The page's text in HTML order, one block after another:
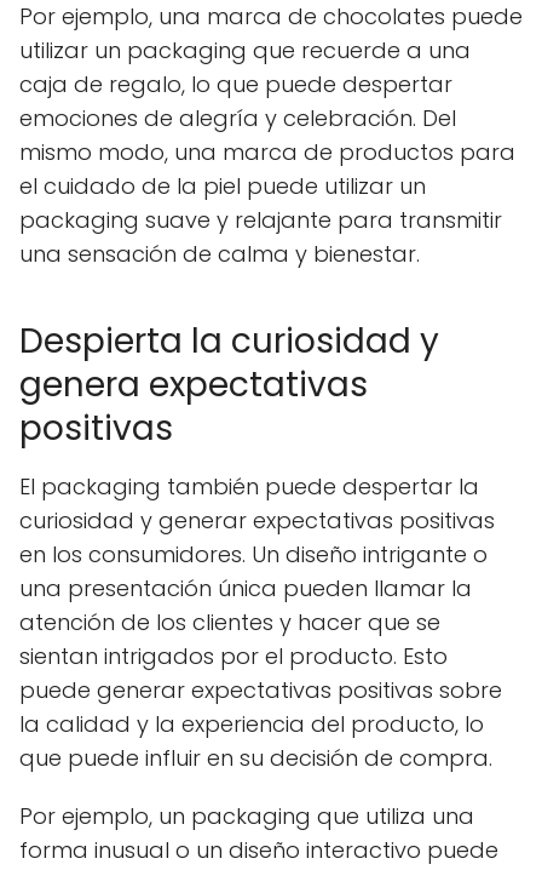
Por ejemplo, una marca de chocolates puede
utilizar un packaging que recuerde a una
caja de regalo, lo que puede despertar
emociones de alegría y celebración. Del
mismo modo, una marca de productos para
el cuidado de la piel puede utilizar un
packaging suave y relajante para transmitir
una sensación de calma y bienestar.
Despierta la curiosidad y
genera expectativas
positivas
El packaging también puede despertar la
curiosidad y generar expectativas positivas
en los consumidores. Un diseño intrigante o
una presentación única pueden llamar la
atención de los clientes y hacer que se
sientan intrigados por el producto. Esto
puede generar expectativas positivas sobre
la calidad y la experiencia del producto, lo
que puede influir en su decisión de compra.
Por ejemplo, un packaging que utiliza una
forma inusual o un diseño interactivo puede